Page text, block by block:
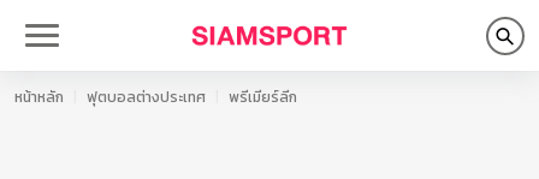
หน้าหลัก ฟุตบอลต่างประเทศ พรีเมียร์ลีก